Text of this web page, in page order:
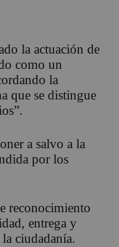
la actuación de
como un
la
que se distingue
a salvo a la
por los
reconocimiento
entrega y
ciudadanía.